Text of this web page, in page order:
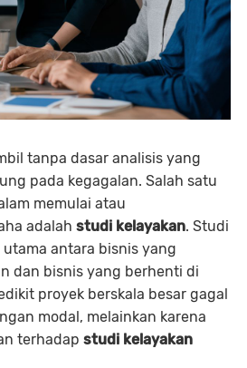
tanpa dasar analisis yang
pada kegagalan. Salah satu
memulai atau
adalah studi kelayakan. Studi
antara bisnis yang
dan bisnis yang berhenti di
proyek berskala besar gagal
modal, melainkan karena
terhadap studi kelayakan